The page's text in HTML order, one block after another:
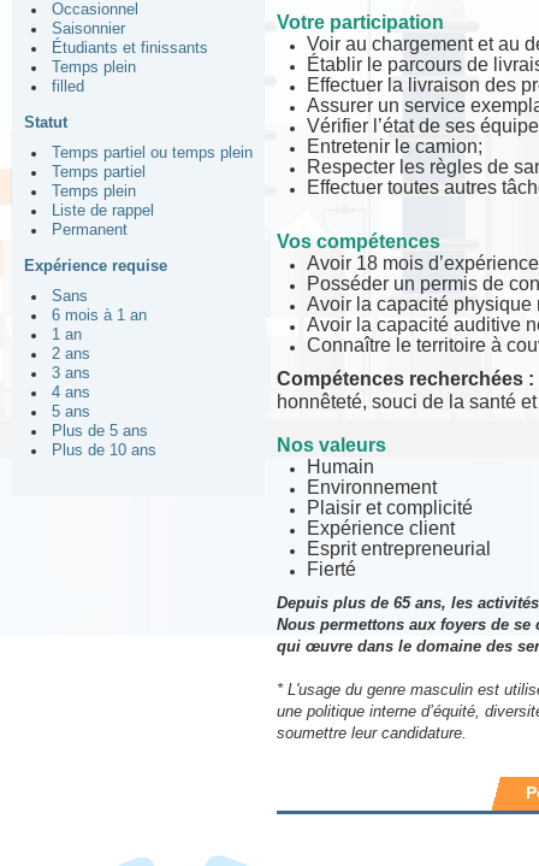
Occasionnel
Saisonnier
Étudiants et finissants
Temps plein
filled
Statut
Temps partiel ou temps plein
Temps partiel
Temps plein
Liste de rappel
Permanent
Expérience requise
Sans
6 mois à 1 an
1 an
2 ans
3 ans
4 ans
5 ans
Plus de 5 ans
Plus de 10 ans
Votre participation
Voir au chargement et au
Établir le parcours de
Effectuer la livraison des
Assurer un service
Vérifier l’état de ses
Entretenir le camion;
Respecter les règles de
Effectuer toutes autres
Vos compétences
Avoir 18 mois
Posséder un permis de
Avoir la capacité physique
Avoir la capacité auditive
Connaître le territoire à
Compétences recherchées :
honnêteté, souci de la santé
Nos valeurs
Humain
Environnement
Plaisir et complicité
Expérience client
Esprit entrepreneurial
Fierté
Depuis plus de 65 ans, les
Nous permettons aux foyers de
qui œuvre dans le domaine des
* L'usage du genre masculin est
une politique interne d’équité,
soumettre leur candidature.